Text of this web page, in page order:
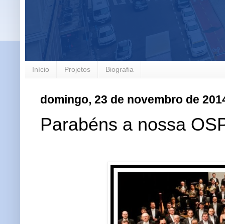
Início Projetos Biografia
domingo, 23 de novembro de
Parabéns a nossa